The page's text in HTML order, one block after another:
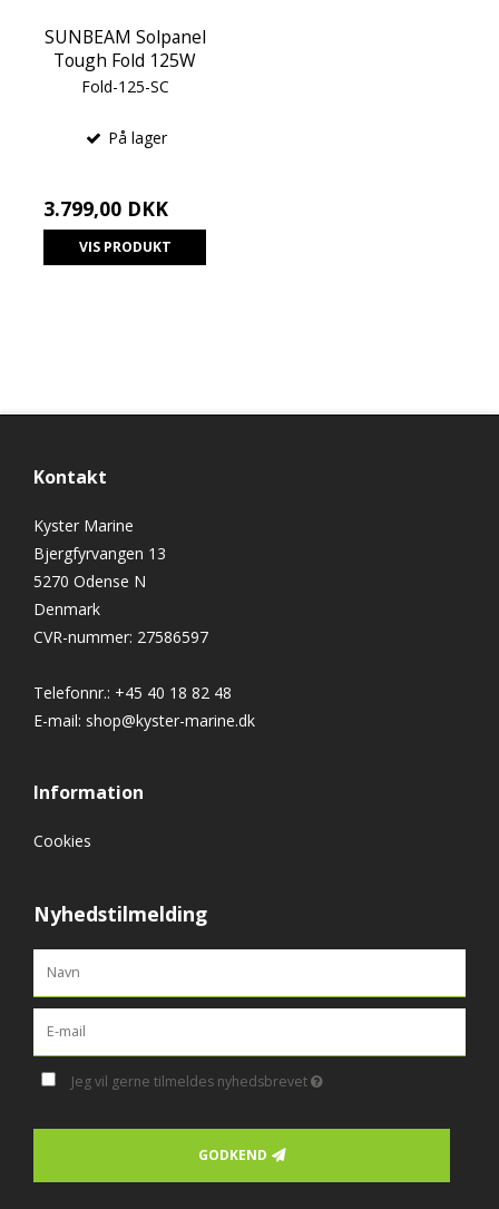
SUNBEAM Solpanel
Tough Fold 125W
Fold-125-SC
På lager
3.799,00 DKK
VIS PRODUKT
Kontakt
Kyster Marine
Bjergfyrvangen 13
5270 Odense N
Denmark
CVR-nummer: 27586597
Telefonnr.: +45 40 18 82 48
E-mail: shop@kyster-marine.dk
Information
Cookies
Nyhedstilmelding
Jeg vil gerne tilmeldes nyhedsbrevet
GODKEND